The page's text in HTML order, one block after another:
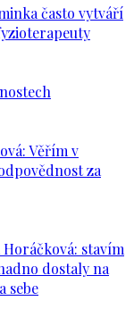
často vytváří
Věřím v
za
stavím
dostaly na
sebe